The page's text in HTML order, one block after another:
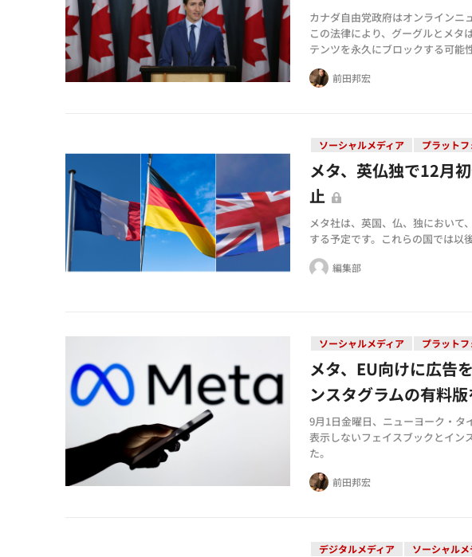
カナダ自由党政府はオンラインニ
この法律により、グーグルとメタ
テンツを永久にブロックする可能
前田邦宏
ソーシャルメディア プラット
メタ、英仏独で12月
止
メタ社は、英国、仏、独において
する予定です。これらの国では以
編集部
ソーシャルメディア プラット
メタ、EU向けに広告
ンスタグラムの有料
9月1日金曜日、ニューヨーク・タ
表示しないフェイスブックとイン
た。
前田邦宏
デジタルメディア ソーシャルメ